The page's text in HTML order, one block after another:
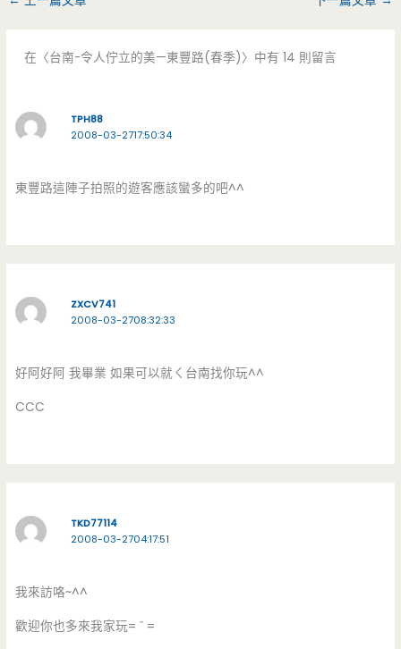
在〈台南-令人佇立的美—東豐路(春季)〉中有 14 則留言
TPH88
2008-03-2717:50:34
東豐路這陣子拍照的遊客應該蠻多的吧^^
ZXCV741
2008-03-2708:32:33
好阿好阿 我畢業 如果可以就ㄑ台南找你玩^^
CCC
TKD77114
2008-03-2704:17:51
我來訪咯~^^
歡迎你也多來我家玩= ˇ =